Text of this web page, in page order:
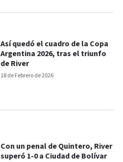
18 de Febrero de 2026
Así quedó el cuadro de la Copa
Argentina 2026, tras el triunfo
de River
Con un penal de Quintero, River
superó 1-0 a Ciudad de Bolívar